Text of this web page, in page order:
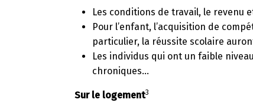
Les conditions de travail, le revenu
Pour l’enfant, l’acquisition de
particulier, la réussite scolaire
Les individus qui ont un faible
chroniques…
Sur le logement3